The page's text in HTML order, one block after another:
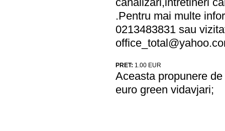
.Pentru mai multe
0213483831 sau
PRET: 1.00 EUR
Aceasta propunere
euro green vidavjari;